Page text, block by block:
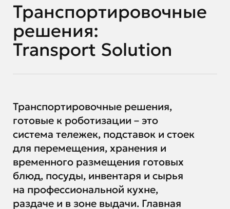
Транспортировочные
решения:
Transport Solution
Транспортировочные решения,
готовые к роботизации – это
система тележек, подставок и стоек
для перемещения, хранения и
временного размещения готовых
блюд, посуды, инвентаря и сырья
на профессиональной кухне,
раздаче и в зоне выдачи. Главная